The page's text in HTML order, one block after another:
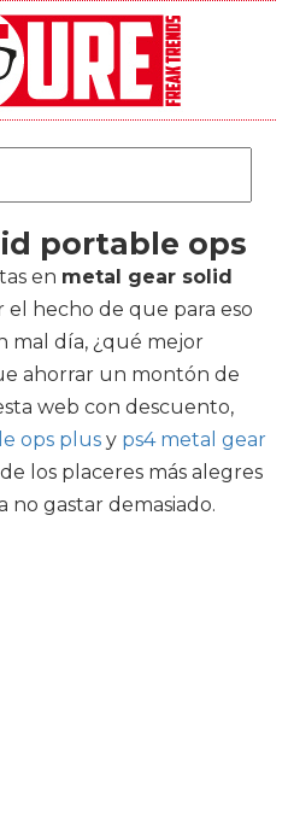
portable ops
en metal gear solid
el hecho de que para eso
mal día, ¿qué mejor
ahorrar un montón de
web con descuento,
ops plus y ps4 metal gear
los placeres más alegres
no gastar demasiado.